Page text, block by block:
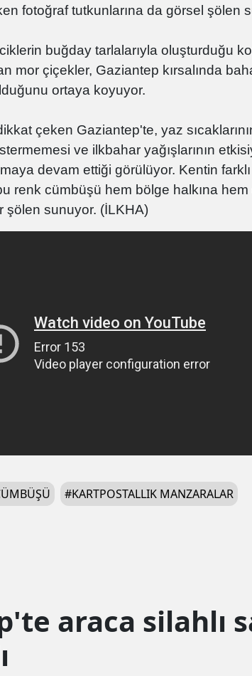
fotoğraf tutkunlarına da görsel şölen
buğday tarlalarıyla oluşturduğu
mor çiçekler, Gaziantep kırsalında
ortaya koyuyor.
çeken Gaziantep'te, yaz
ve ilkbahar yağışlarının
devam ettiği görülüyor. Kentin farklı
renk cümbüşü hem bölge halkına hem
şölen sunuyor. (İLKHA)
#KARTPOSTALLIK MANZARALAR
araca silahlı